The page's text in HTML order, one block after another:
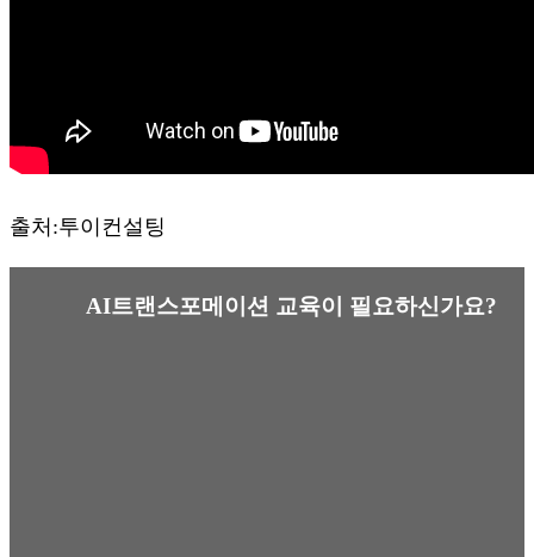
출처:투이컨설팅
AI트랜스포메이션 교육이 필요하신가요?